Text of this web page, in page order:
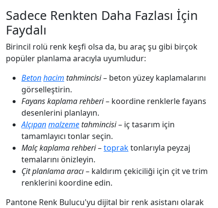
Sadece Renkten Daha Fazlası İçin
Faydalı
Birincil rolü renk keşfi olsa da, bu araç şu gibi birçok
popüler planlama aracıyla uyumludur:
Betonhacim tahmincisi– beton yüzey kaplamalarını
görselleştirin.
Fayans kaplama rehberi– koordine renklerle fayans
desenlerini planlayın.
Alçıpanmalzemetahmincisi– iç tasarım için
tamamlayıcı tonlar seçin.
Malç kaplama rehberi–topraktonlarıyla peyzaj
temalarını önizleyin.
Çit planlama aracı– kaldırım çekiciliği için çit ve trim
renklerini koordine edin.
Pantone Renk Bulucu'yu dijital bir renk asistanı olarak